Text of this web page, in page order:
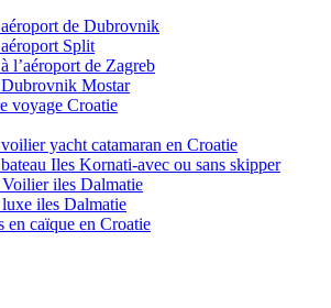
de Dubrovnik
Split
l’aéroport de Zagreb
Mostar
voyage Croatie
yacht catamaran en Croatie
Iles Kornati-avec ou sans skipper
iles Dalmatie
iles Dalmatie
en caïque en Croatie